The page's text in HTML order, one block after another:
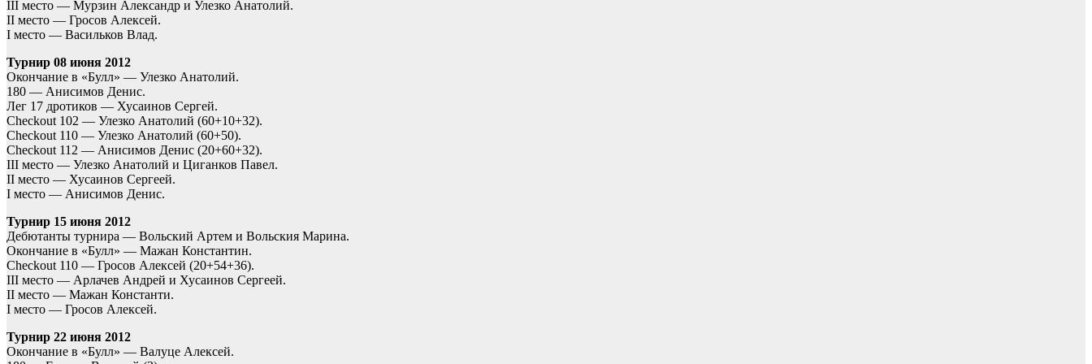
III место — Мурзин Александр и Улезко Анатолий.
II место — Гросов Алексей.
I место — Васильков Влад.
Турнир 08 июня 2012
Окончание в «Булл» — Улезко Анатолий.
180 — Анисимов Денис.
Лег 17 дротиков — Хусаинов Сергей.
Checkout 102 — Улезко Анатолий (60+10+32).
Checkout 110 — Улезко Анатолий (60+50).
Checkout 112 — Анисимов Денис (20+60+32).
III место — Улезко Анатолий и Циганков Павел.
II место — Хусаинов Сергеей.
I место — Анисимов Денис.
Турнир 15 июня 2012
Дебютанты турнира — Вольский Артем и Вольския Марина.
Окончание в «Булл» — Мажан Константин.
Checkout 110 — Гросов Алексей (20+54+36).
III место — Арлачев Андрей и Хусаинов Сергеей.
II место — Мажан Константи.
I место — Гросов Алексей.
Турнир 22 июня 2012
Окончание в «Булл» — Валуце Алексей.